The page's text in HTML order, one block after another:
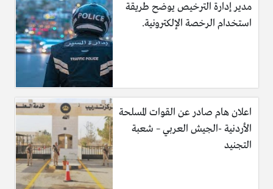
مدير إدارة الترخيص يوضح طريقة
استخدام الرخصة الإلكترونية.
اعلان هام صادر عن القوات المسلحة
الأردنية -الجيش العربي – شعبة
التجنيد